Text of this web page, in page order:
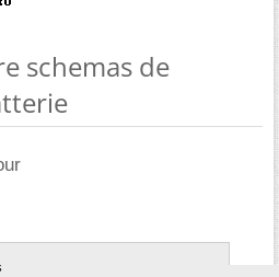
schemas de